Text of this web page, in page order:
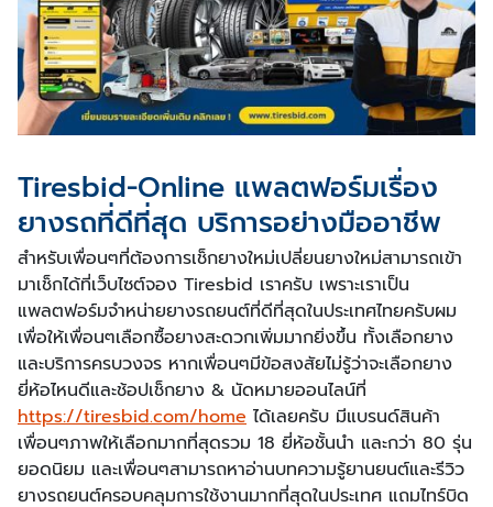
Tiresbid-Online แพลตฟอร์มเรื่อง
ยางรถที่ดีที่สุด บริการอย่างมืออาชีพ
สำหรับเพื่อนๆที่ต้องการเช็กยางใหม่เปลี่ยนยางใหม่สามารถเข้า
มาเช็กได้ที่เว็บไซต์จอง Tiresbid เราครับ เพราะเราเป็น
แพลตฟอร์มจำหน่ายยางรถยนต์ที่ดีที่สุดในประเทศไทยครับผม
เพื่อให้เพื่อนๆเลือกซื้อยางสะดวกเพิ่มมากยิ่งขึ้น ทั้งเลือกยาง
และบริการครบวงจร หากเพื่อนๆมีข้อสงสัยไม่รู้ว่าจะเลือกยาง
ยี่ห้อไหนดีและช้อปเช็กยาง & นัดหมายออนไลน์ที่
https://tiresbid.com/home ได้เลยครับ มีแบรนด์สินค้า
เพื่อนๆภาพให้เลือกมากที่สุดรวม 18 ยี่ห้อชั้นนำ และกว่า 80 รุ่น
ยอดนิยม และเพื่อนๆสามารถหาอ่านบทความรู้ยานยนต์และรีวิว
ยางรถยนต์ครอบคลุมการใช้งานมากที่สุดในประเทศ แถมไทร์บิด